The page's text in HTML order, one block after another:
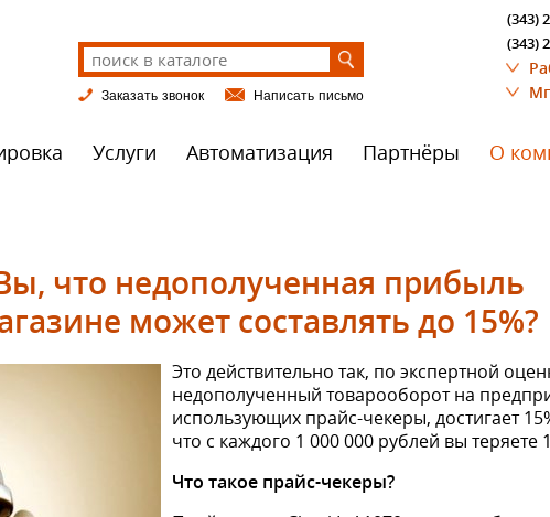
Заказать звонок Написать письмо
(343)
(343)
Услуги Автоматизация Партнёры О
что недополученная прибыль
может составлять до 15%?
Это действительно так, по экспертной
недополученный товарооборот на
использующих прайс-чекеры, достигает
что с каждого 1 000 000 рублей вы теряете
Что такое прайс-чекеры?